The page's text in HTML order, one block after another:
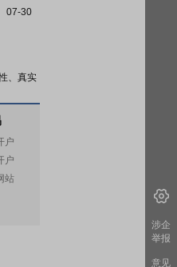
07-30
、真实
户
户
站
涉企
举报
意见